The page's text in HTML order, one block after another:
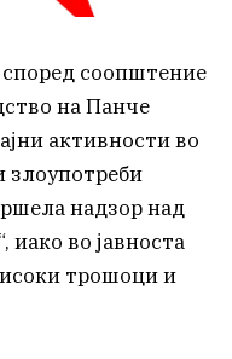
соопштение
на Панче
активности во
злоупотреби
надзор над
иако во јавноста
трошоци и